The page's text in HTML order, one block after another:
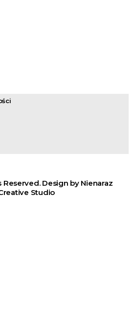
Design by Nienaraz
Studio